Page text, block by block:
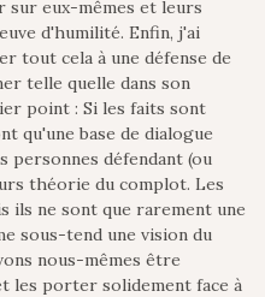
eux-mêmes et leurs
d'humilité. Enfin, j'ai
tout cela à une défense de
telle quelle dans son
point : Si les faits sont
qu'une base de dialogue
personnes défendant (ou
théorie du complot. Les
ils ne sont que rarement une
sous-tend une vision du
nous-mêmes être
les porter solidement face à